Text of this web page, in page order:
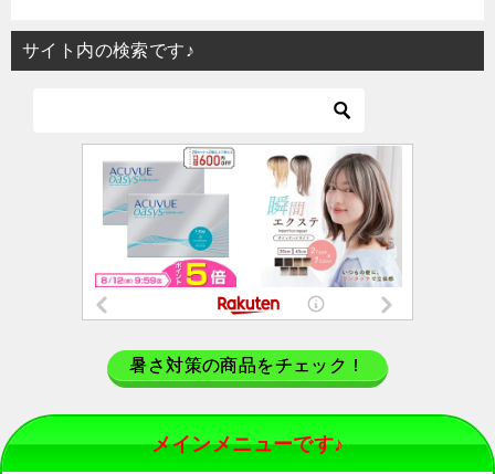
サイト内の検索です♪
暑さ対策の商品をチェック！
メインメニューです♪